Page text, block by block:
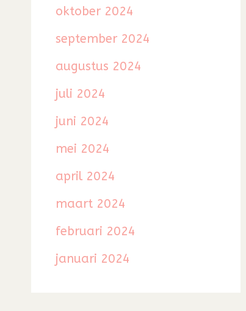
oktober 2024
september 2024
augustus 2024
juli 2024
juni 2024
mei 2024
april 2024
maart 2024
februari 2024
januari 2024